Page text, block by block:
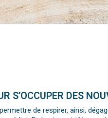
S’OCCUPER DES
de respirer, ainsi,